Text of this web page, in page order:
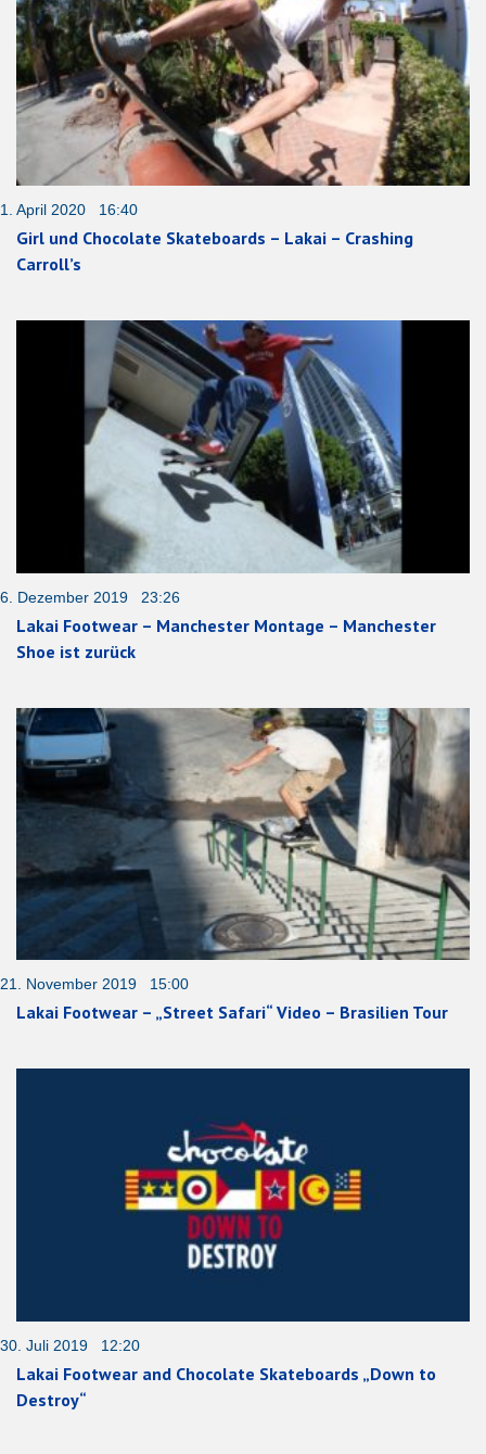
1. April 2020 16:40
Girl und Chocolate Skateboards – Lakai – Crashing
Carroll’s
6. Dezember 2019 23:26
Lakai Footwear – Manchester Montage – Manchester
Shoe ist zurück
21. November 2019 15:00
Lakai Footwear – „Street Safari“ Video – Brasilien Tour
30. Juli 2019 12:20
Lakai Footwear and Chocolate Skateboards „Down to
Destroy“